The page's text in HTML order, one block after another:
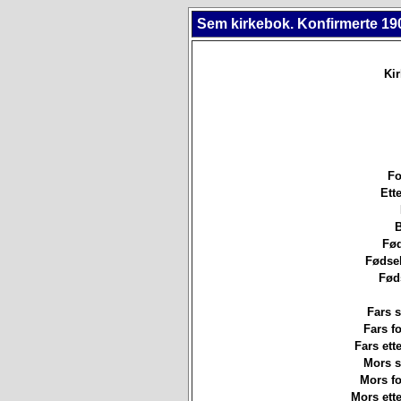
Sem kirkebok. Konfirmerte
Fars
Fars
Fars
Mors
Mors
Mors